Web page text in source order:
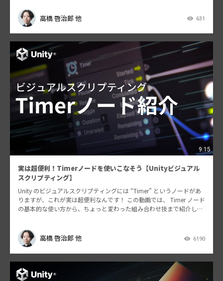
高橋 啓治郎 他 631
9:15
実は超便利！Timerノードを使いこなそう【Unityビジュアル
スクリプティング】
Unity のビジュアルスクリプティングには “Timer” というノードがあ
りますが、これが実は超便利なんです！ この動画では、 Timer ノード
の基本的な使い方から、ちょっと変わった組み合わせ技まで紹介しま
高橋 啓治郎 他 6190